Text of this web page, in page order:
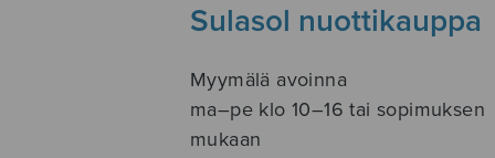
Sulasol nuottikauppa
Myymälä avoinna
ma–pe klo 10–16 tai sopimuksen
mukaan